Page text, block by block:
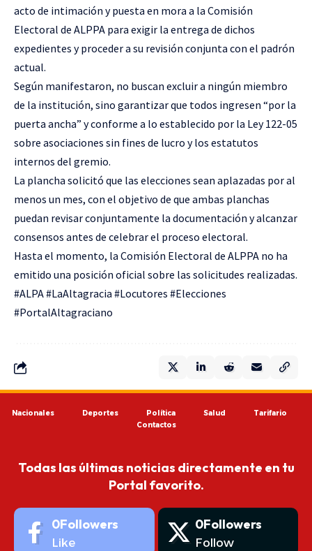
acto de intimación y puesta en mora a la Comisión
Electoral de ALPPA para exigir la entrega de dichos
expedientes y proceder a su revisión conjunta con el padrón
actual.
Según manifestaron, no buscan excluir a ningún miembro
de la institución, sino garantizar que todos ingresen “por la
puerta ancha” y conforme a lo establecido por la Ley 122-05
sobre asociaciones sin fines de lucro y los estatutos
internos del gremio.
La plancha solicitó que las elecciones sean aplazadas por al
menos un mes, con el objetivo de que ambas planchas
puedan revisar conjuntamente la documentación y alcanzar
consensos antes de celebrar el proceso electoral.
Hasta el momento, la Comisión Electoral de ALPPA no ha
emitido una posición oficial sobre las solicitudes realizadas.
#ALPA #LaAltagracia #Locutores #Elecciones
#PortalAltagraciano
Nacionales Deportes Política Salud
Tarifario
Contactos
Todas las últimas noticias directamente en tu
Portal favorito.
0Followers
Like
0Followers
Follow